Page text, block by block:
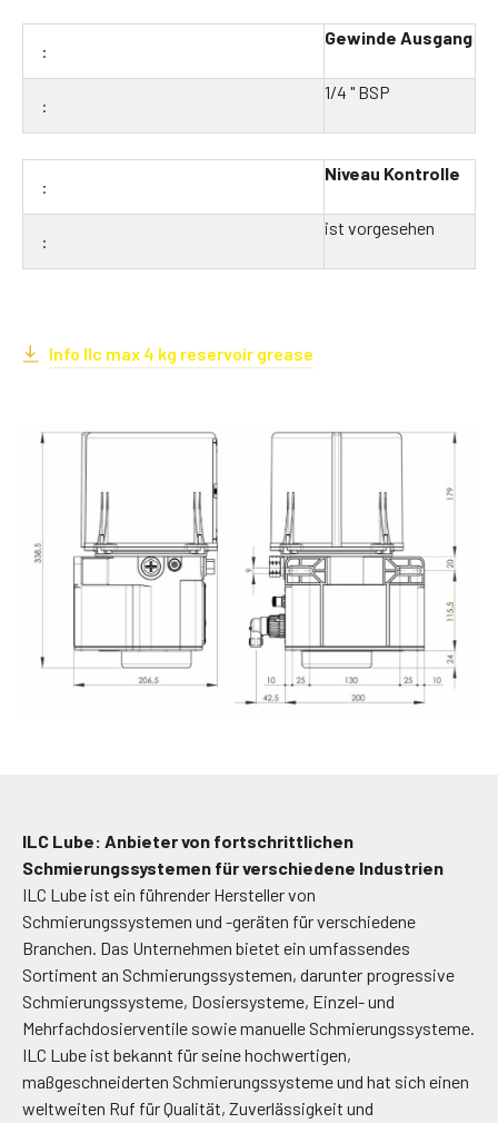
Gewinde Ausgang
1/4 " BSP
Niveau Kontrolle
ist vorgesehen
Info Ilc max 4 kg reservoir grease
ILC Lube: Anbieter von fortschrittlichen
Schmierungssystemen für verschiedene Industrien
ILC Lube ist ein führender Hersteller von
Schmierungssystemen und -geräten für verschiedene
Branchen. Das Unternehmen bietet ein umfassendes
Sortiment an Schmierungssystemen, darunter progressive
Schmierungssysteme, Dosiersysteme, Einzel- und
Mehrfachdosierventile sowie manuelle Schmierungssysteme.
ILC Lube ist bekannt für seine hochwertigen,
maßgeschneiderten Schmierungssysteme und hat sich einen
weltweiten Ruf für Qualität, Zuverlässigkeit und